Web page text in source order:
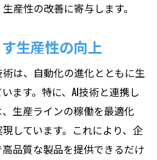
産性の改善に寄与します。
生産性の向上
は、自動化の進化とともに生
ます。特に、AI技術と連携し
生産ラインの稼働を最適化
しています。これにより、企
品質な製品を提供できるだけ